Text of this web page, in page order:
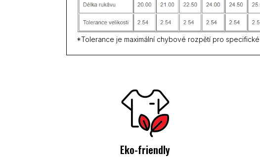
*Tolerance je maximální chybové rozpětí pro
Eko-friendly